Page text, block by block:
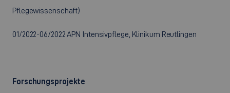
Pflegewissenschaft)
01/2022-06/2022 APN Intensivpflege, Klinikum Reutlingen
Forschungsprojekte